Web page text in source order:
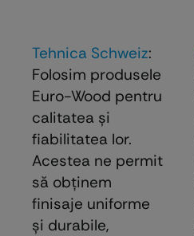
Tehnica Schweiz:
Folosim produsele
Euro-Wood pentru
calitatea și
fiabilitatea lor.
Acestea ne permit
să obținem
finisaje uniforme
și durabile,